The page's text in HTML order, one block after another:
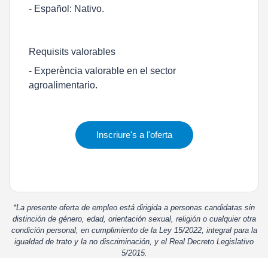
- Español: Nativo.
Requisits valorables
- Experència valorable en el sector
agroalimentario.
Inscriure's a l'oferta
*La presente oferta de empleo está dirigida a personas candidatas sin
distinción de género, edad, orientación sexual, religión o cualquier otra
condición personal, en cumplimiento de la Ley 15/2022, integral para la
igualdad de trato y la no discriminación, y el Real Decreto Legislativo
5/2015.